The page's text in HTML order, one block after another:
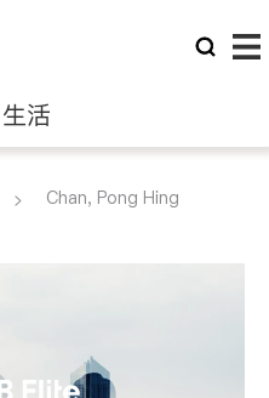
生活
律师Chan, Pong Hing